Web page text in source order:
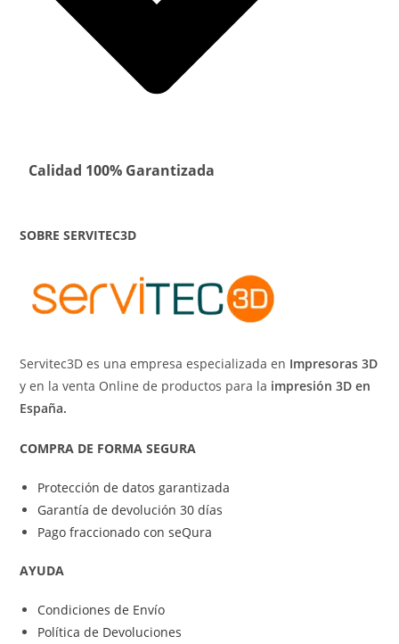
Calidad 100% Garantizada
SOBRE SERVITEC3D
Servitec3D es una empresa especializada en Impresoras 3D
y en la venta Online de productos para la impresión 3D en
España.
COMPRA DE FORMA SEGURA
Protección de datos garantizada
Garantía de devolución 30 días
Pago fraccionado con seQura
AYUDA
Condiciones de Envío
Política de Devoluciones